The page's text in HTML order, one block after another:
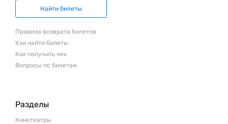
Найти билеты
Правила возврата билетов
Как найти билеты
Как получить чек
Вопросы по билетам
Разделы
Кинотеатры